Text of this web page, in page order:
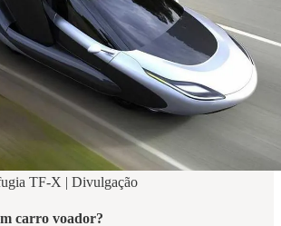
TF-X | Divulgação
carro voador?